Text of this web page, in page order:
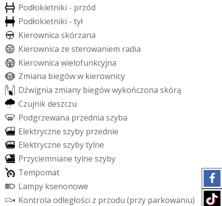
Podłokietniki - przód
Podłokietniki - tył
Kierownica skórzana
Kierownica ze sterowaniem radia
Kierownica wielofunkcyjna
Zmiana biegóww kierownicy
Dźwignia zmiany biegówwykończona skórą
Czujnikdeszczu
Podgrzewana przednia szyba
Elektryczne szyby przednie
Elektryczne szybytylne
Przyciemniane tylne szyby
Tempomat
Lampy ksenonowe
Kontrola odległości z przodu (przy parkowaniu)